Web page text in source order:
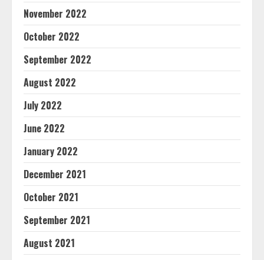
November 2022
October 2022
September 2022
August 2022
July 2022
June 2022
January 2022
December 2021
October 2021
September 2021
August 2021